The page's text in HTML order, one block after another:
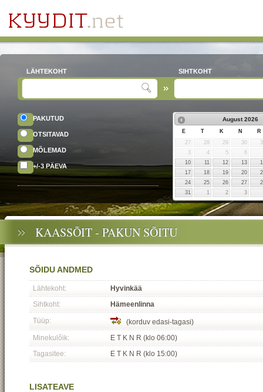
LÄHTEKOHT SIHTKOHT
PAKUTUD
OTSITAVAD
MÕLEMAD
+/-3 PÄEVA
August 2026
E T K N
R
27
28 29 30
3
4 5
6
10
11 12 13
17
18 19 20
24
25 26 27
31
1 2 3
KAASSÕIT - PAKUN SÕITU
SÕIDU ANDMED
Lähtekoht:
Hyvinkää
Sihtkoht:
Hämeenlinna
Tüüp:
(korduv edasi-tagasi)
Minekulõik:
E T K N R (klo 06:00)
Tagasitee:
E T K N R (klo 15:00)
LISATEAVE